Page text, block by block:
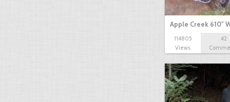
Apple Creek 610"
114805
Views
42